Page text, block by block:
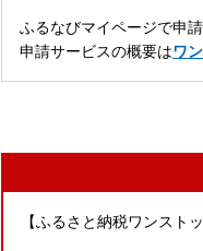
ふるなびマイページで申
申請サービスの概要はワ
【ふるさと納税ワンスト